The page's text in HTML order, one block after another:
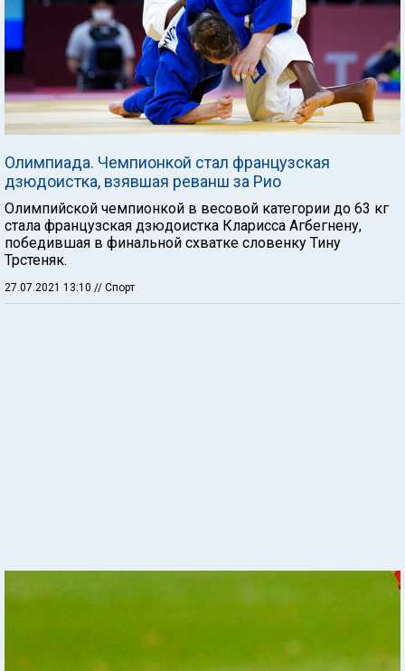
Олимпиада. Чемпионкой стал французская
дзюдоистка, взявшая реванш за Рио
Олимпийской чемпионкой в весовой категории до 63 кг
стала французская дзюдоистка Кларисса Агбегнену,
победившая в финальной схватке словенку Тину
Трстеняк.
27.07.2021 13:10 // Спорт